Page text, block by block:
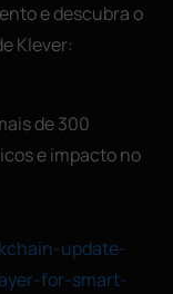
e descubra o
Klever:
de 300
e impacto no
update-
for-smart-